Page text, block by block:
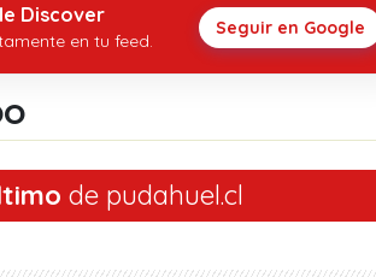
Discover
en tu feed.
Seguir en Google
de pudahuel.cl